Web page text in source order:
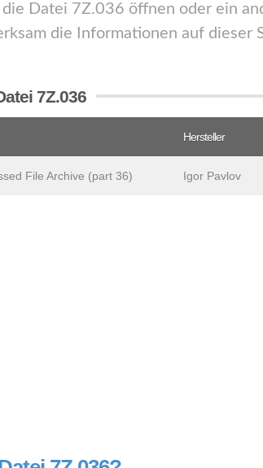
Datei 7Z.036 öffnen oder ein
die Informationen auf dieser
7Z.036
Hersteller
File Archive (part 36) Igor Pavlov